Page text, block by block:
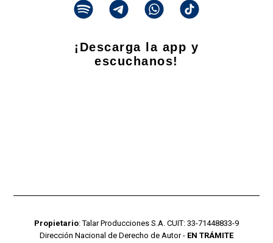
¡Descarga la app y
escuchanos!
Propietario: Talar Producciones S.A. CUIT: 33-71448833-9
Dirección Nacional de Derecho de Autor - EN TRÁMITE